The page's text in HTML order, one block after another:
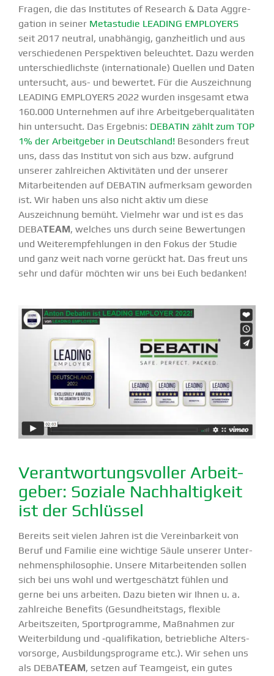
Fragen, die das Insti­tutes of Research & Data Aggre­
gation in seiner Metastudie LEADING EMPLOYERS
seit 2017 neutral, unabhängig, ganzheitlich und aus
verschie­denen Perspek­tiven beleuchtet. Dazu werden
unter­schied­lichste (inter­na­tionale) Quellen und Daten
unter­sucht, aus- und bewertet. Für die Auszeichnung
LEADING EMPLOYERS 2022 wurden insgesamt etwa
160.000 Unter­nehmen auf ihre Arbeit­ge­ber­qua­li­täten
hin unter­sucht. Das Ergebnis: DEBATIN zählt zum TOP
1% der Arbeit­geber in Deutschland! Besonders freut
uns, dass das Institut von sich aus bzw. aufgrund
unserer zahlreichen Aktivi­täten und der unserer
Mitar­bei­tenden auf DEBATIN aufmerksam geworden
ist. Wir haben uns also nicht aktiv um diese
Auszeichnung bemüht. Vielmehr war und ist es das
DEBATEAM, welches uns durch seine Bewer­tungen
und Weiter­emp­feh­lungen in den Fokus der Studie
und ganz weit nach vorne gerückt hat. Das freut uns
sehr und dafür möchten wir uns bei Euch bedanken!
Verant­wor­tungs­voller Arbeit­
geber: Soziale Nachhal­tigkeit
ist der Schlüssel
Bereits seit vielen Jahren ist die Verein­barkeit von
Beruf und Familie eine wichtige Säule unserer Unter­
neh­mens­phi­lo­sophie. Unsere Mitar­bei­tenden sollen
sich bei uns wohl und wertge­schätzt fühlen und
gerne bei uns arbeiten. Dazu bieten wir Ihnen u. a.
zahlreiche Benefits (Gesund­heitstags, flexible
Arbeits­zeiten, Sport­pro­gramme, Maßnahmen zur
Weiter­bildung und ‑quali­fi­kation, betrieb­liche Alters­
vor­sorge, Ausbil­dungs­pro­grame etc.). Wir sehen uns
als DEBATEAM, setzen auf Teamgeist, ein gutes